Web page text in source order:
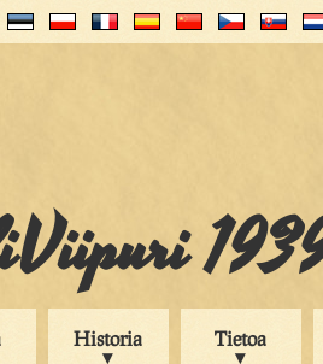
Historia Tietoa